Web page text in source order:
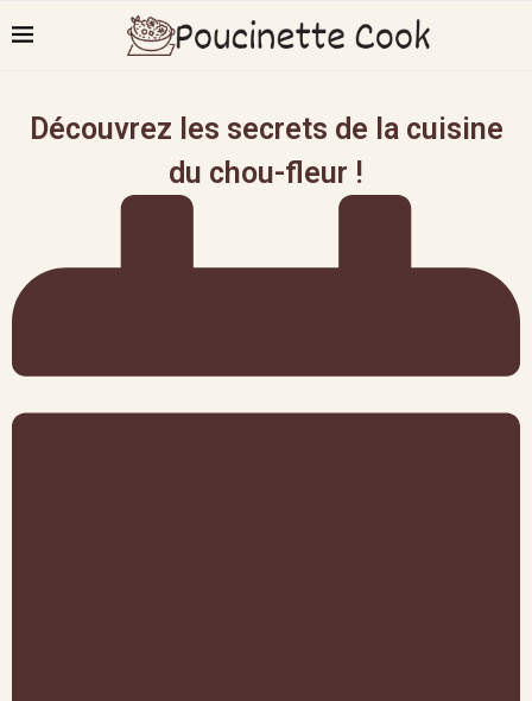
Découvrez les secrets de la cuisine
du chou-fleur !